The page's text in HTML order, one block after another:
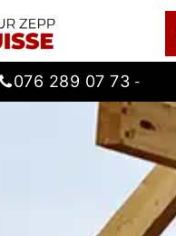
076 289 07 73 -